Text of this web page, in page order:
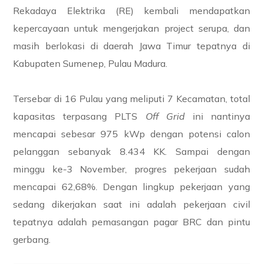
Rekadaya Elektrika (RE) kembali mendapatkan
kepercayaan untuk mengerjakan project serupa, dan
masih berlokasi di daerah Jawa Timur tepatnya di
Kabupaten Sumenep, Pulau Madura.
Tersebar di 16 Pulau yang meliputi 7 Kecamatan, total
kapasitas terpasang PLTS Off Gridini nantinya
mencapai sebesar 975 kWp dengan potensi calon
pelanggan sebanyak 8.434 KK. Sampai dengan
minggu ke-3 November, progres pekerjaan sudah
mencapai 62,68%. Dengan lingkup pekerjaan yang
sedang dikerjakan saat ini adalah pekerjaan civil
tepatnya adalah pemasangan pagar BRC dan pintu
gerbang.